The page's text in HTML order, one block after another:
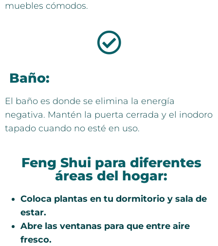
muebles cómodos.
Baño:
El baño es donde se elimina la energía
negativa. Mantén la puerta cerrada y el inodoro
tapado cuando no esté en uso.
Feng Shui para diferentes
áreas del hogar:
Coloca plantas en tu dormitorio y sala de
estar.
Abre las ventanas para que entre aire
fresco.